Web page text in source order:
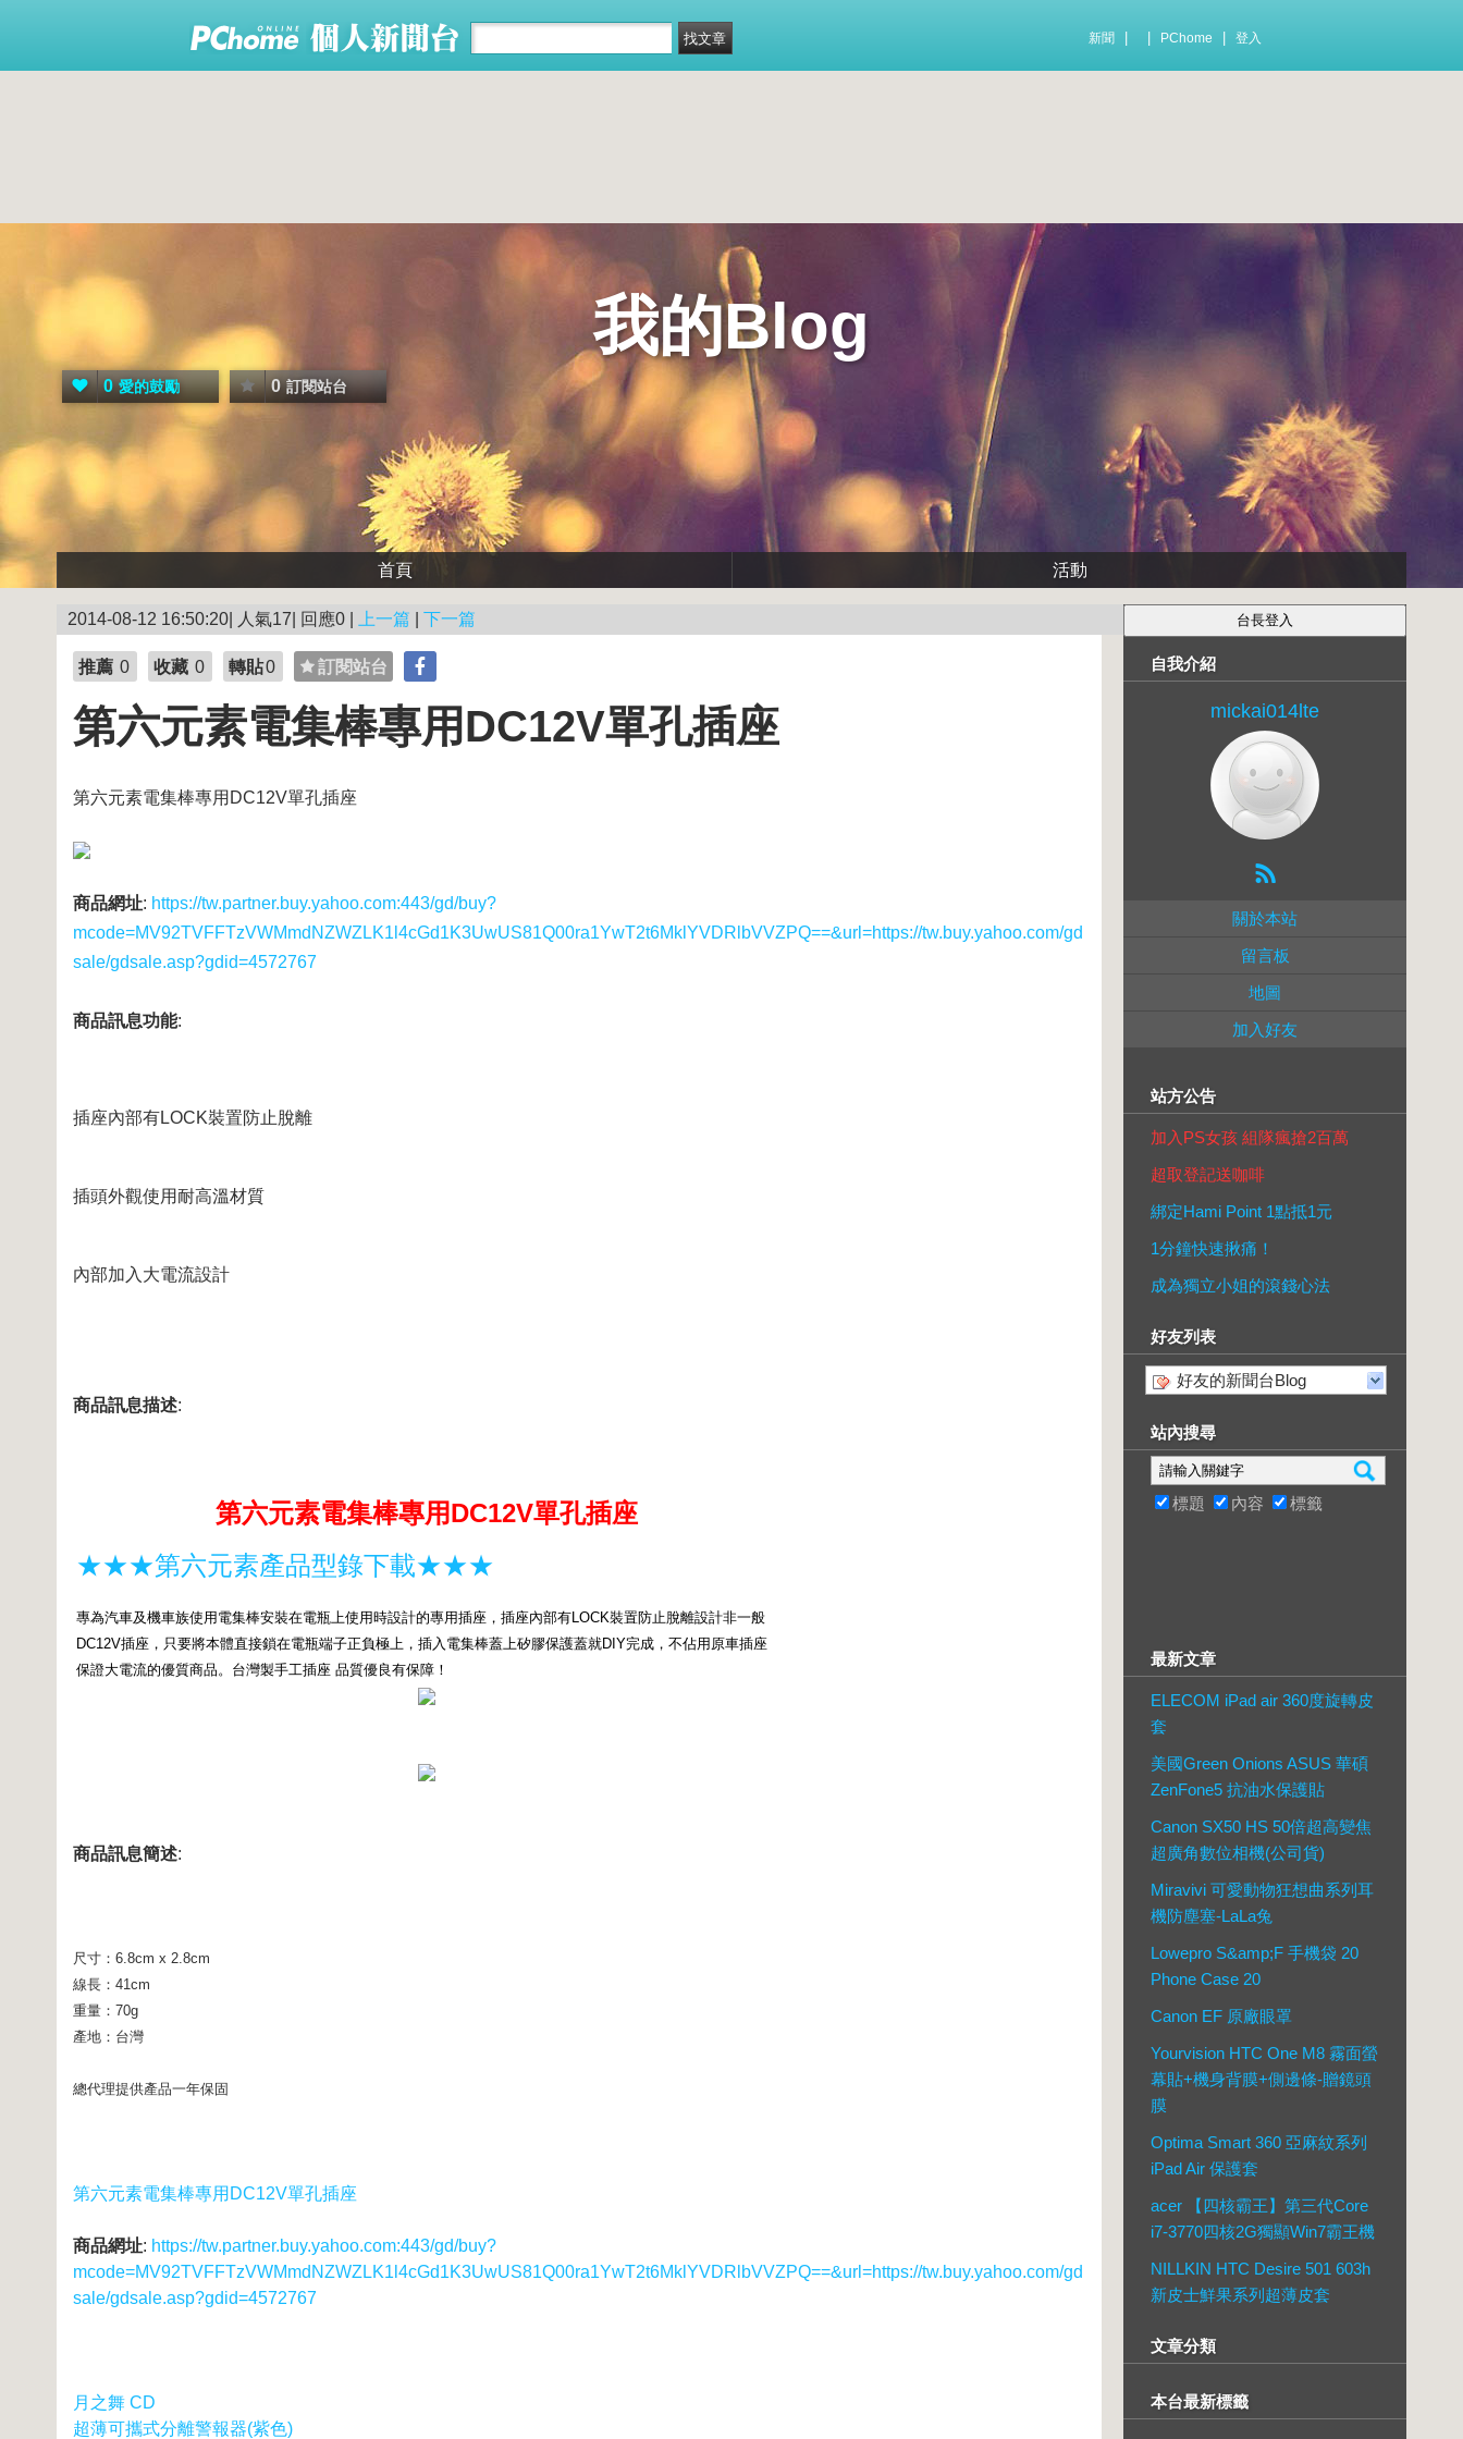
新聞 PChome 登入
我的Blog
0 愛的鼓勵 0 訂閱站台
首頁 活動
2014-08-12 16:50:20| 人氣17| 回應0 | 上一篇 下一篇
推薦 0 收藏 0 轉貼0 訂閱站台
第六元素電集棒專用DC12V單孔插座
第六元素電集棒專用DC12V單孔插座
商品網址: https://tw.partner.buy.yahoo.com:443/gd/buy?
mcode=MV92TVFFTzVWMmdNZWZLK1l4cGd1K3UwUS81Q00ra1YwT2t6MklYVDRlbVVZPQ==&url=https://tw.buy.yahoo.com/gd
sale/gdsale.asp?gdid=4572767
商品訊息功能:
插座內部有LOCK裝置防止脫離
插頭外觀使用耐高溫材質
內部加入大電流設計
商品訊息描述:
第六元素電集棒專用DC12V單孔插座
★★★第六元素產品型錄下載★★★
專為汽車及機車族使用電集棒安裝在電瓶上使用時設計的專用插座，插座內部有LOCK裝置防止脫離設計非一般
DC12V插座，只要將本體直接鎖在電瓶端子正負極上，插入電集棒蓋上矽膠保護蓋就DIY完成，不佔用原車插座
保證大電流的優質商品。台灣製手工插座 品質優良有保障！
商品訊息簡述:
尺寸：6.8cm x 2.8cm
線長：41cm
重量：70g
產地：台灣
總代理提供產品一年保固
第六元素電集棒專用DC12V單孔插座
商品網址: https://tw.partner.buy.yahoo.com:443/gd/buy?
mcode=MV92TVFFTzVWMmdNZWZLK1l4cGd1K3UwUS81Q00ra1YwT2t6MklYVDRlbVVZPQ==&url=https://tw.buy.yahoo.com/gd
sale/gdsale.asp?gdid=4572767
月之舞 CD
超薄可攜式分離警報器(紫色)
自我介紹
mickai014lte
關於本站
留言板
地圖
加入好友
站方公告
加入PS女孩 組隊瘋搶2百萬
超取登記送咖啡
綁定Hami Point 1點抵1元
1分鐘快速揪痛！
成為獨立小姐的滾錢心法
好友列表
好友的新聞台Blog
站內搜尋
標題 內容 標籤
最新文章
ELECOM iPad air 360度旋轉皮
套
美國Green Onions ASUS 華碩
ZenFone5 抗油水保護貼
Canon SX50 HS 50倍超高變焦
超廣角數位相機(公司貨)
Miravivi 可愛動物狂想曲系列耳
機防塵塞-LaLa兔
Lowepro S&amp;F 手機袋 20
Phone Case 20
Canon EF 原廠眼罩
Yourvision HTC One M8 霧面螢
幕貼+機身背膜+側邊條-贈鏡頭
膜
Optima Smart 360 亞麻紋系列
iPad Air 保護套
acer 【四核霸王】第三代Core
i7-3770四核2G獨顯Win7霸王機
NILLKIN HTC Desire 501 603h
新皮士鮮果系列超薄皮套
文章分類
本台最新標籤